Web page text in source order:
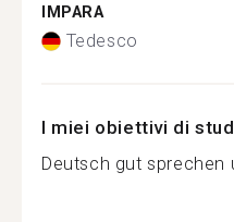
IMPARA
Tedesco
I miei obiettivi di
Deutsch gut sprechen